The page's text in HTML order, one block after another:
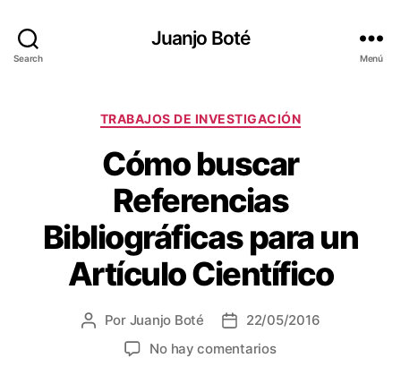
Search
Juanjo Boté
Menú
Categorías
TRABAJOS DE INVESTIGACIÓN
Cómo buscar
Referencias
Bibliográficas para un
Artículo Científico
Autor
Por Juanjo Boté
Fecha22/05/2016
No hay comentariosen